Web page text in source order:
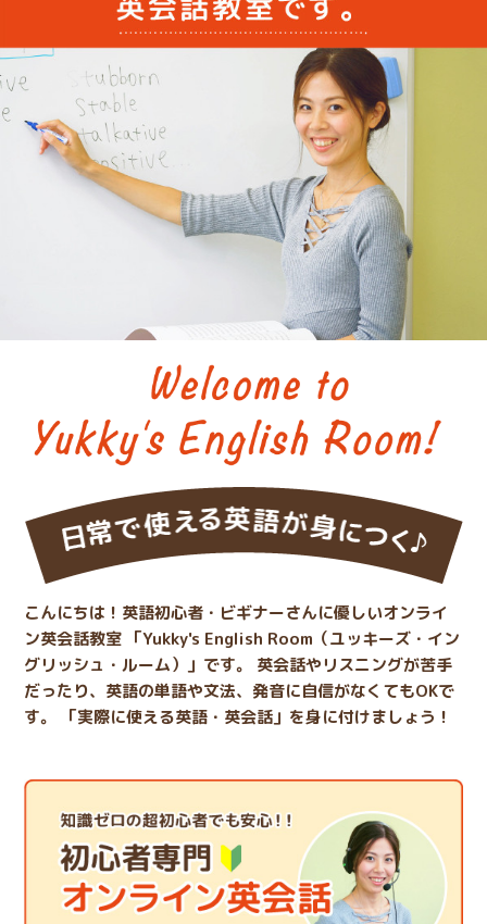
こんにちは！英語初心者・ビギナーさんに優しいオンライ
ン英会話教室 「Yukky's English Room（ユッキーズ・イン
グリッシュ・ルーム）」です。
英会話やリスニングが苦手
だったり、英語の単語や文法、発音に自信がなくてもOKで
す。
「実際に使える英語・英会話」を身に付けましょう！